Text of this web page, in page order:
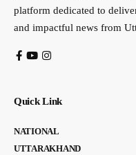
platform dedicated to
and impactful news from
Quick Link
NATIONAL
UTTARAKHAND